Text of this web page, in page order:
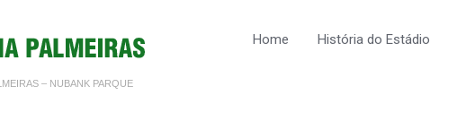
– NUBANK PARQUE
Home História do Estádio